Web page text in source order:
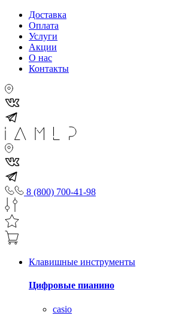
Доставка
Оплата
Услуги
Акции
О нас
Контакты
8 (800) 700-41-98
Клавишные инструменты
Цифровые пианино
casio